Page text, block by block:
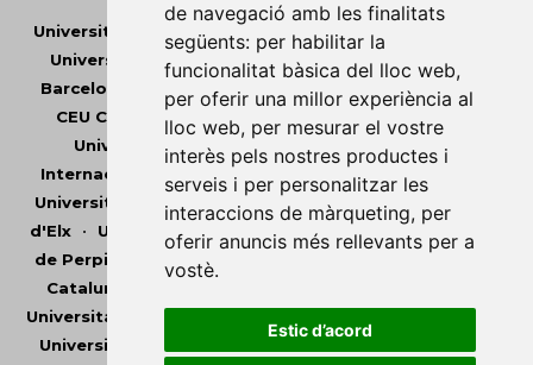
de navegació amb les finalitats
següents: per habilitar la
funcionalitat bàsica del lloc web,
per oferir una millor experiència al
lloc web, per mesurar el vostre
interès pels nostres productes i
serveis i per personalitzar les
interaccions de màrqueting, per
oferir anuncis més rellevants per a
vostè.
Estic d’acord
Universitat Abat Oliba CEU •Universitat d'Alacant
Universitat d'Andorra
•
Universitat Autònoma de
Barcelona
Universitat de Barcelona
Universitat
CEU Cardenal Herrera
Universitat de Girona
Universitat de les Illes Balears
Universitat
Internacional de Catalunya
Universitat Jaume I
Universitat de Lleida
• Universitat Miguel Hernández
d'Elx• Universitat Oberta de Catalunya • Universitat
de Perpinyà Via Domitia
Universitat Politècnica de
Catalunya
Universitat Pompeu Fabra
Universitat Ramon Llull
Universitat Rovira i Virgili